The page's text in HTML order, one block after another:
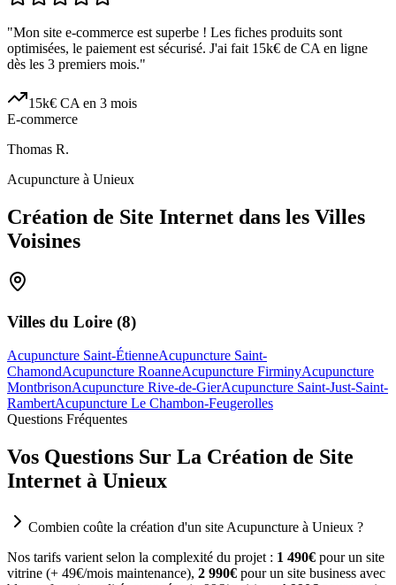
"Mon site e-commerce est superbe ! Les fiches produits sont
optimisées, le paiement est sécurisé. J'ai fait 15k€ de CA en ligne
dès les 3 premiers mois."
15k€ CA en 3 mois
E-commerce
Thomas R.
Acupuncture à Unieux
Création de Site Internet dans les Villes
Voisines
Villes du Loire (8)
Acupuncture Saint-ÉtienneAcupuncture Saint-
ChamondAcupuncture RoanneAcupuncture FirminyAcupuncture
MontbrisonAcupuncture Rive-de-GierAcupuncture Saint-Just-Saint-
RambertAcupuncture Le Chambon-Feugerolles
Questions Fréquentes
Vos Questions Sur La Création de Site
Internet à Unieux
Combien coûte la création d'un site Acupuncture à Unieux ?
Nos tarifs varient selon la complexité du projet : 1 490€ pour un site
vitrine (+ 49€/mois maintenance), 2 990€ pour un site business avec